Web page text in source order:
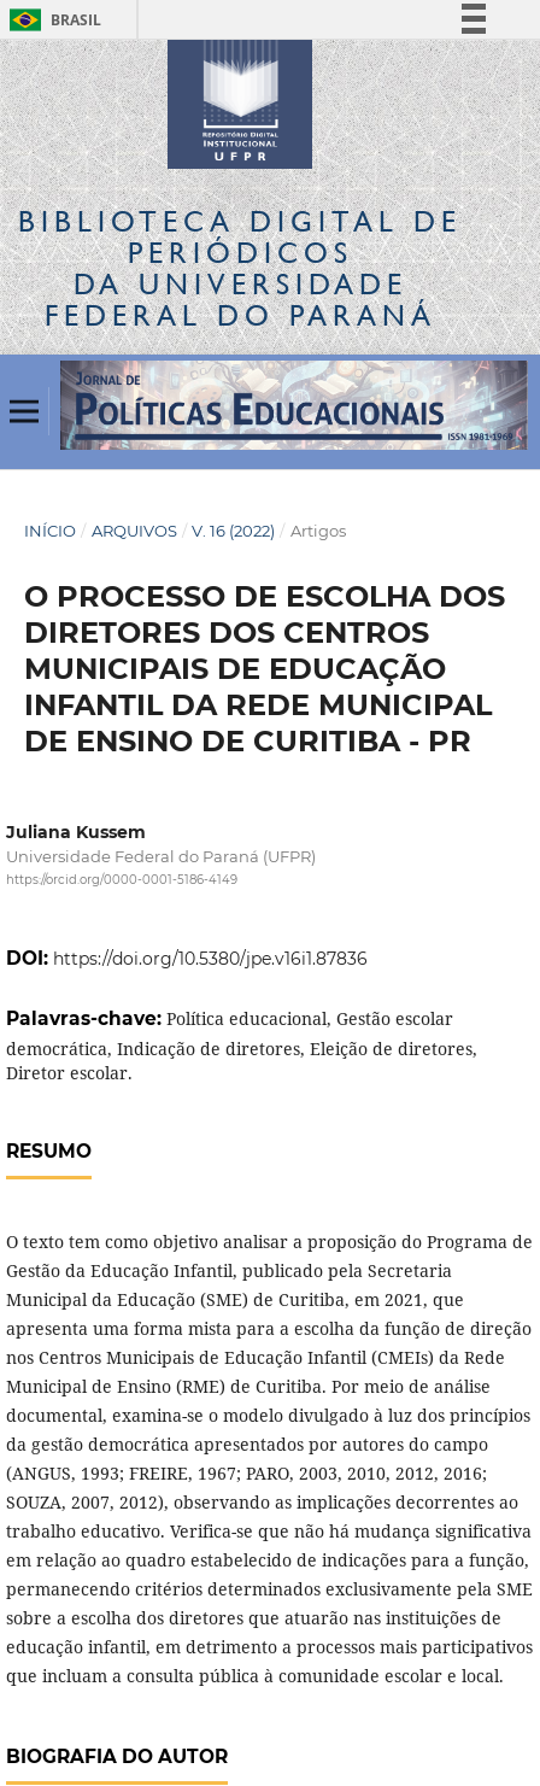
BRASIL
Simplifique!
Comunica BR
Participe
Acesso à informação
Legislação
Canais
BIBLIOTECA DIGITALDE
PERIÓDICOS
DA UNIVERSIDADE
FEDERAL DO PARANÁ
INÍCIO / ARQUIVOS / V. 16 (2022) / Artigos
O PROCESSO DE ESCOLHA DOS
DIRETORES DOS CENTROS
MUNICIPAIS DE EDUCAÇÃO
INFANTIL DA REDE MUNICIPAL
DE ENSINO DE CURITIBA - PR
Juliana Kussem
Universidade Federal do Paraná (UFPR)
https://orcid.org/0000-0001-5186-4149
DOI: https://doi.org/10.5380/jpe.v16i1.87836
Palavras-chave: Política educacional, Gestão escolar
democrática, Indicação de diretores, Eleição de diretores,
Diretor escolar.
RESUMO
O texto tem como objetivo analisar a proposição do Programa de
Gestão da Educação Infantil, publicado pela Secretaria
Municipal da Educação (SME) de Curitiba, em 2021, que
apresenta uma forma mista para a escolha da função de direção
nos Centros Municipais de Educação Infantil (CMEIs) da Rede
Municipal de Ensino (RME) de Curitiba. Por meio de análise
documental, examina-se o modelo divulgado à luz dos princípios
da gestão democrática apresentados por autores do campo
(ANGUS, 1993; FREIRE, 1967; PARO, 2003, 2010, 2012, 2016;
SOUZA, 2007, 2012), observando as implicações decorrentes ao
trabalho educativo. Verifica-se que não há mudança significativa
em relação ao quadro estabelecido de indicações para a função,
permanecendo critérios determinados exclusivamente pela SME
sobre a escolha dos diretores que atuarão nas instituições de
educação infantil, em detrimento a processos mais participativos
que incluam a consulta pública à comunidade escolar e local.
BIOGRAFIA DO AUTOR